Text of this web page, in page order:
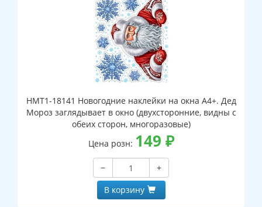
НМТ1-18141 Новогодние наклейки на окна А4+. Дед
Мороз заглядывает в окно (двухсторонние, видны с
обеих сторон, многоразовые)
Цена розн: 149 ₽
−
+
В корзину